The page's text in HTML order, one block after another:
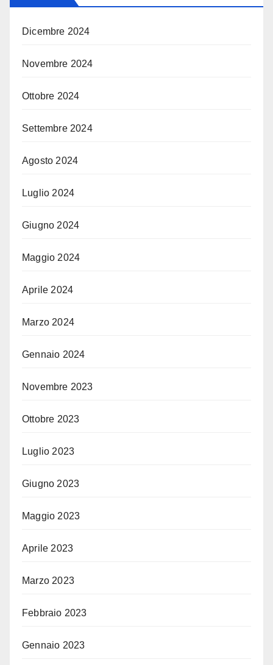
Dicembre 2024
Novembre 2024
Ottobre 2024
Settembre 2024
Agosto 2024
Luglio 2024
Giugno 2024
Maggio 2024
Aprile 2024
Marzo 2024
Gennaio 2024
Novembre 2023
Ottobre 2023
Luglio 2023
Giugno 2023
Maggio 2023
Aprile 2023
Marzo 2023
Febbraio 2023
Gennaio 2023